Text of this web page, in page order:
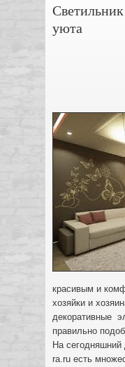
уюта
красивым и
хозяйки и
декоративные
правильно
На сегодняшний
ra.ru есть